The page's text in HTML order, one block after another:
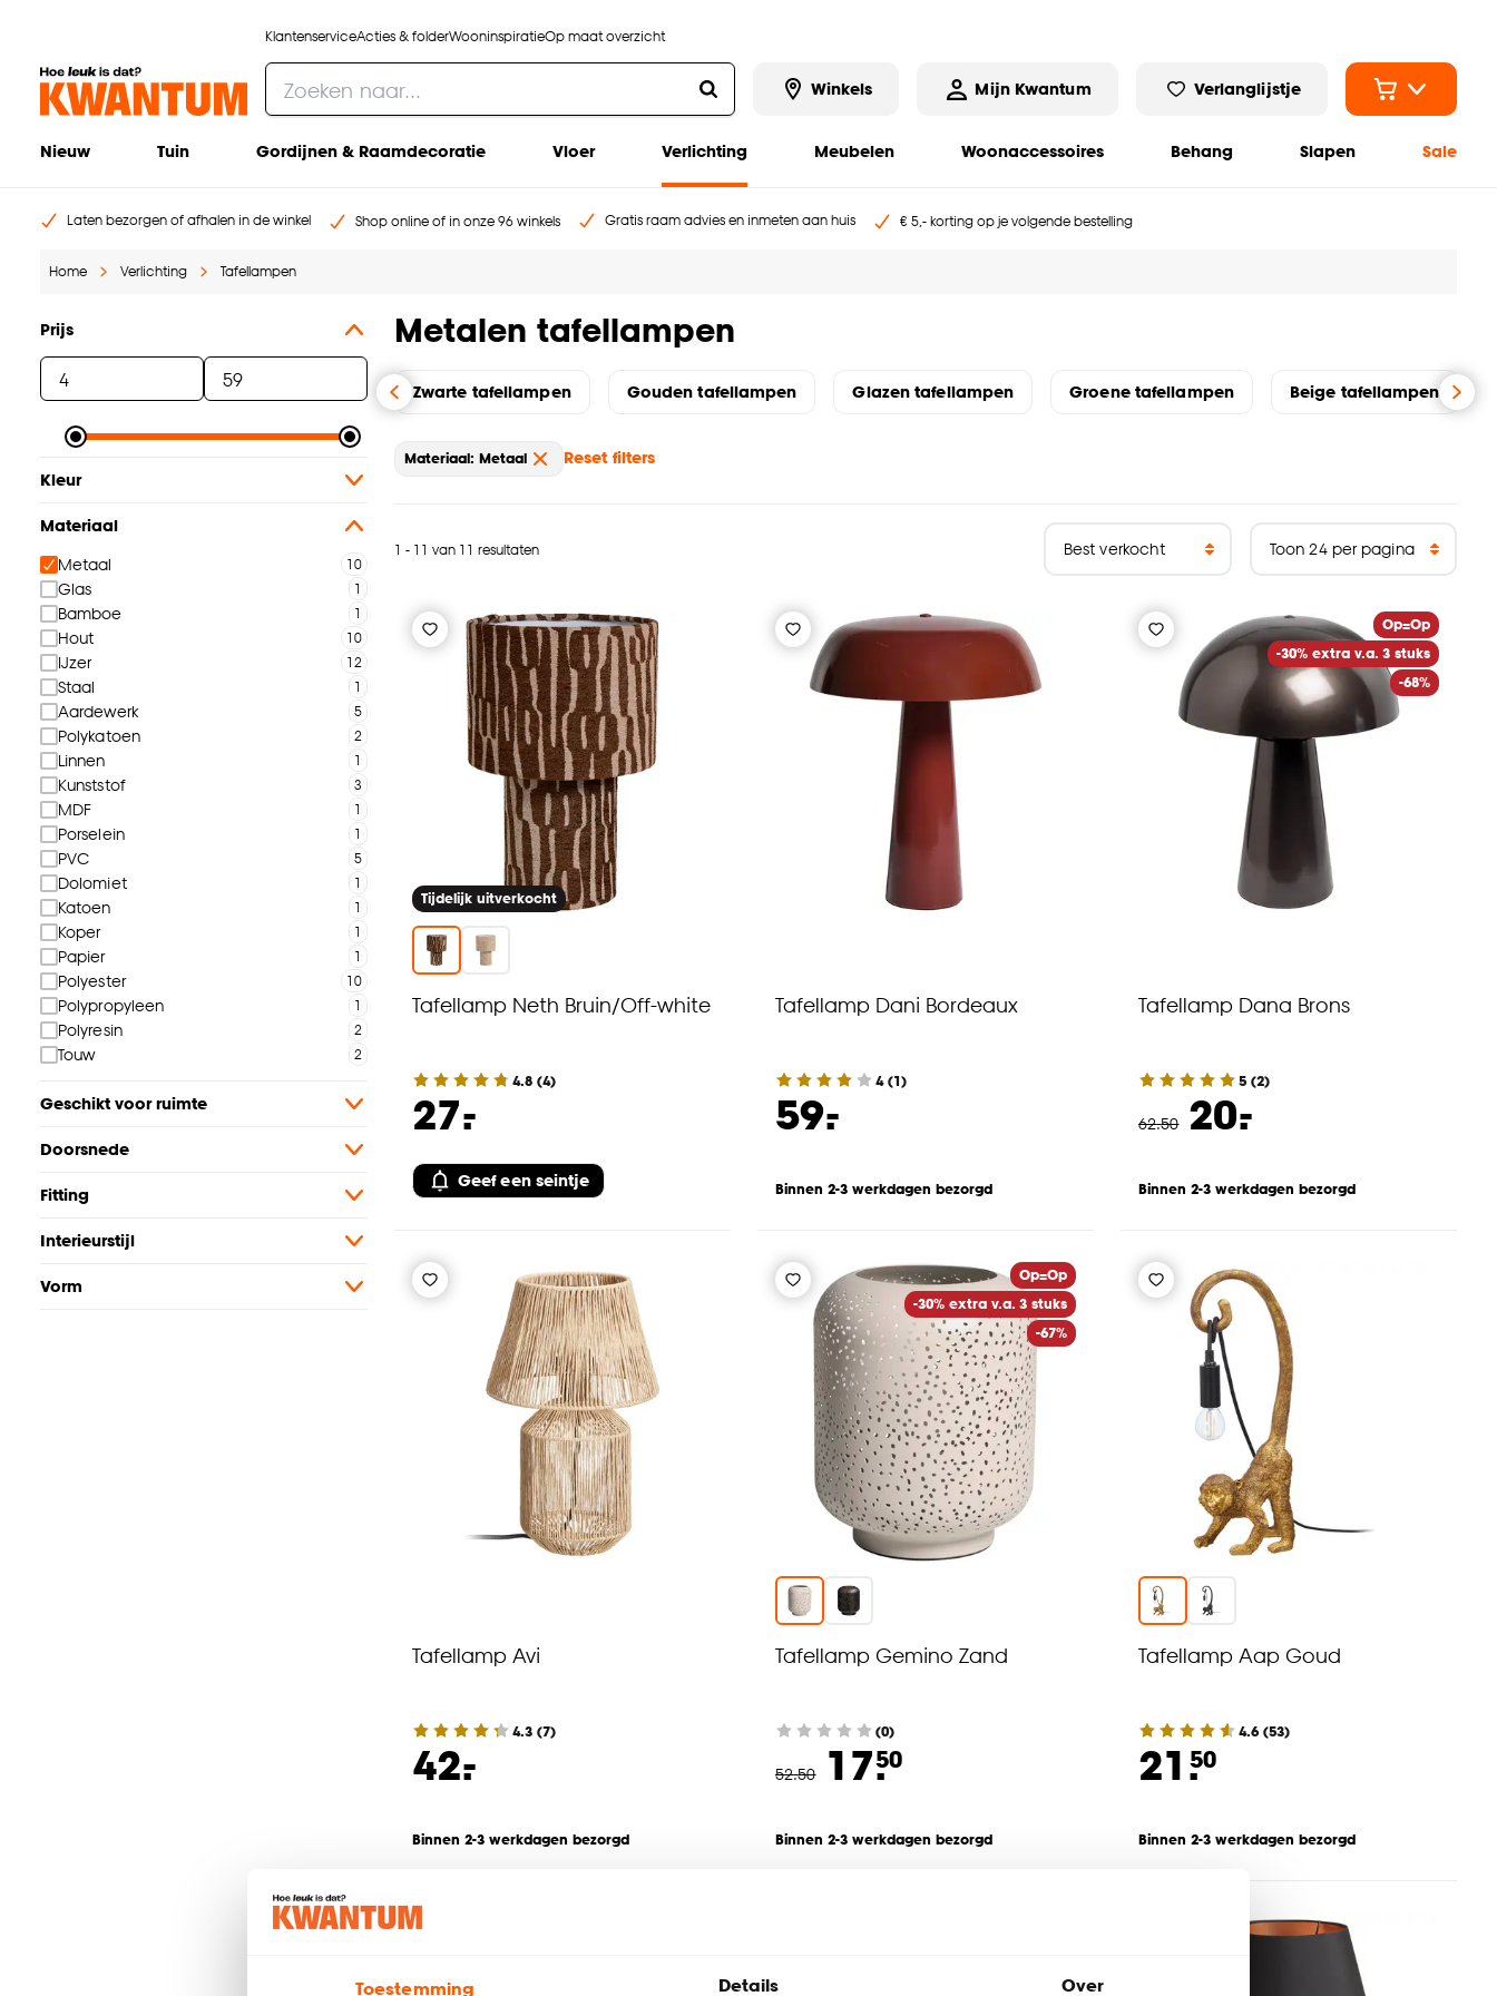
Toestemming Details Over
KlantenserviceActies & folderWooninspiratieOp maat overzicht
Winkels Mijn Kwantum Verlanglijstje
Nieuw Tuin Gordijnen & Raamdecoratie Vloer Verlichting Meubelen Woonaccessoires Behang Slapen Sale
Laten bezorgen of afhalen in de winkel Shop online of in onze 96 winkels Gratis raam advies en inmeten aan huis € 5,- korting op je volgende bestelling
Home Verlichting Tafellampen
Prijs
Kleur
Materiaal
Metaal
Glas
Bamboe
Hout
IJzer
Staal
Aardewerk
Polykatoen
Linnen
Kunststof
MDF
Porselein
PVC
Dolomiet
Katoen
Koper
Papier
Polyester
Polypropyleen
Polyresin
Touw
Geschikt voor ruimte
Doorsnede
Fitting
Interieurstijl
Vorm
Metalen tafellampen
Zwarte tafellampen Gouden tafellampen Glazen tafellampen Groene tafellampen Beige tafellampen
Materiaal: Metaal Reset filters
1 - 11 van 11 resultaten
Tijdelijk uitverkocht
Tafellamp Neth Bruin/Off-white
4.8 (4)
27.
-
Geef een seintje
Tafellamp Dani Bordeaux
4(1)
59.
-
Binnen 2-3 werkdagen bezorgd
Op=Op
-30% extra v.a. 3 stuks
-68%
Tafellamp Dana Brons
5 (2)
62.50 20.
-
Binnen 2-3 werkdagen bezorgd
Tafellamp Avi
4.3 (7)
42.
-
Binnen 2-3 werkdagen bezorgd
Op=Op
-30% extra v.a. 3 stuks
-67%
Tafellamp Gemino Zand
(0)
52.50 17.50
Binnen 2-3 werkdagen bezorgd
Tafellamp Aap Goud
4.6 (53)
21.50
Binnen 2-3 werkdagen bezorgd